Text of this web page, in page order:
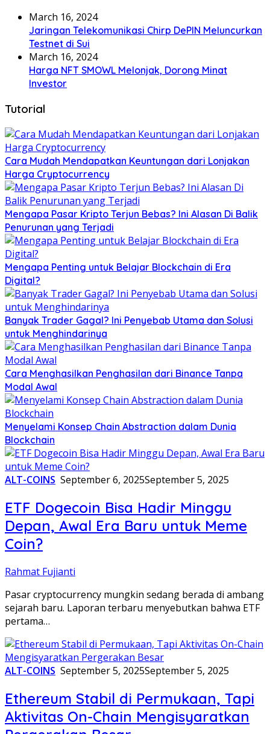
March 16, 2024
Jaringan Telekomunikasi Chirp DePIN Meluncurkan
Testnet di Sui
March 16, 2024
Harga NFT SMOWL Melonjak, Dorong Minat
Investor
Tutorial
Cara Mudah Mendapatkan Keuntungan dari Lonjakan
Harga Cryptocurrency
Mengapa Pasar Kripto Terjun Bebas? Ini Alasan Di Balik
Penurunan yang Terjadi
Mengapa Penting untuk Belajar Blockchain di Era
Digital?
Banyak Trader Gagal? Ini Penyebab Utama dan Solusi
untuk Menghindarinya
Cara Menghasilkan Penghasilan dari Binance Tanpa
Modal Awal
Menyelami Konsep Chain Abstraction dalam Dunia
Blockchain
ALT-COINS September 6, 2025September 5, 2025
ETF Dogecoin Bisa Hadir Minggu
Depan, Awal Era Baru untuk Meme
Coin?
Rahmat Fujianti
Pasar cryptocurrency mungkin sedang berada di ambang
sejarah baru. Laporan terbaru menyebutkan bahwa ETF
pertama…
ALT-COINS September 5, 2025September 5, 2025
Ethereum Stabil di Permukaan, Tapi
Aktivitas On-Chain Mengisyaratkan